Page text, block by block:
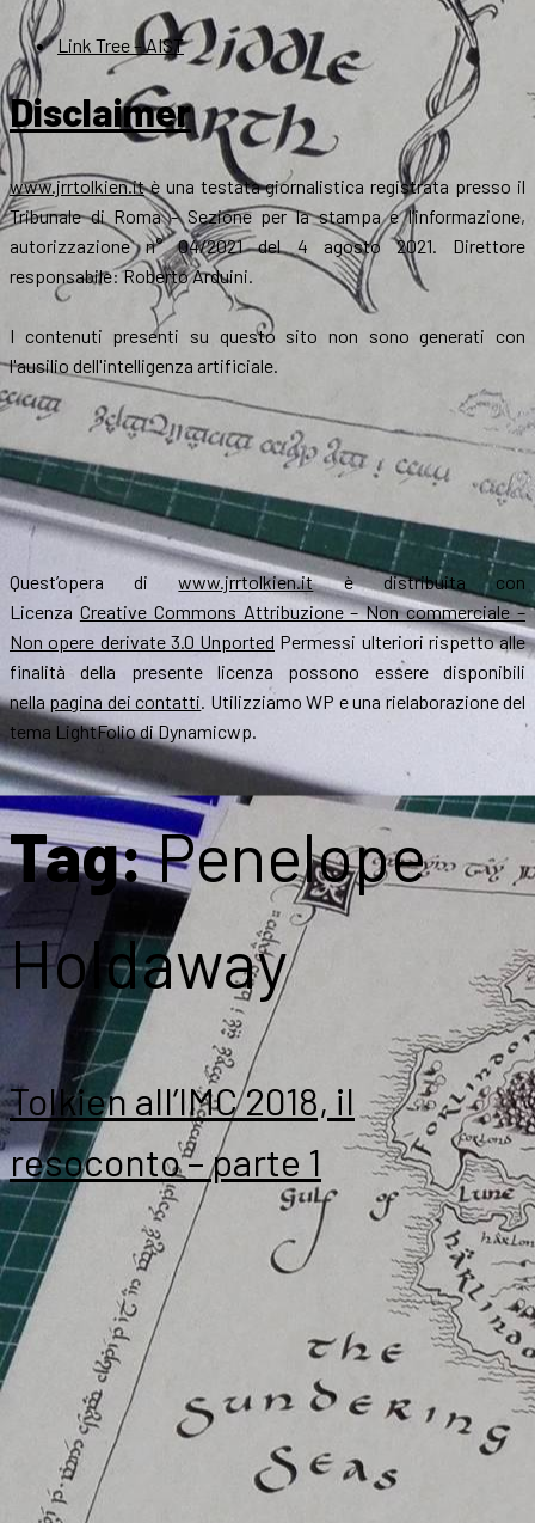
Link Tree – AIST
Disclaimer
www.jrrtolkien.itè una testata giornalistica registrata presso il
Tribunale di Roma - Sezione per la stampa e l’informazione,
autorizzazione n° 04/2021 del 4 agosto 2021. Direttore
responsabile: Roberto Arduini.
I contenuti presenti su questo sito non sono generati con
l'ausilio dell'intelligenza artificiale.
Quest’opera diwww.jrrtolkien.itè distribuita con
Licenza Creative Commons Attribuzione – Non commerciale –
Non opere derivate 3.0 Unported Permessi ulteriori rispetto alle
finalità della presente licenza possono essere disponibili
nella pagina dei contatti. Utilizziamo WP e una rielaborazione del
tema LightFolio di Dynamicwp.
Tag:Penelope
Holdaway
Tolkien all’IMC 2018, il
resoconto – parte 1